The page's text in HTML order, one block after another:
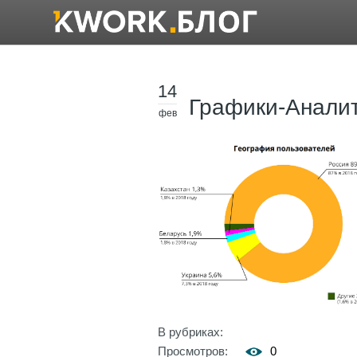
14
фев Графики-
В рубриках:
Просмотров:
0